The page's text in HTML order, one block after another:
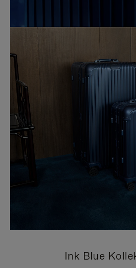
Ink Blue